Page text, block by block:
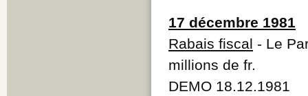
17 décembre 1981
Rabais fiscal - Le
millions de fr.
DEMO 18.12.1981